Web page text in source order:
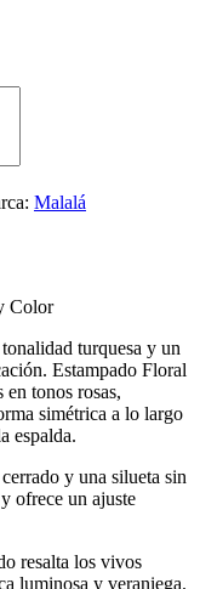
Malalá
Color
turquesa y un
Estampado Floral
tonos rosas,
simétrica a lo largo
espalda.
y una silueta sin
ofrece un ajuste
resalta los vivos
luminosa y veraniega.